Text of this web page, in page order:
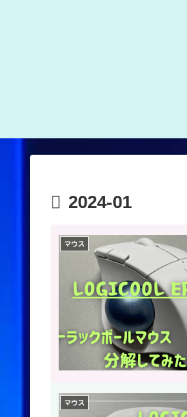
2024-01
マウス
マウス